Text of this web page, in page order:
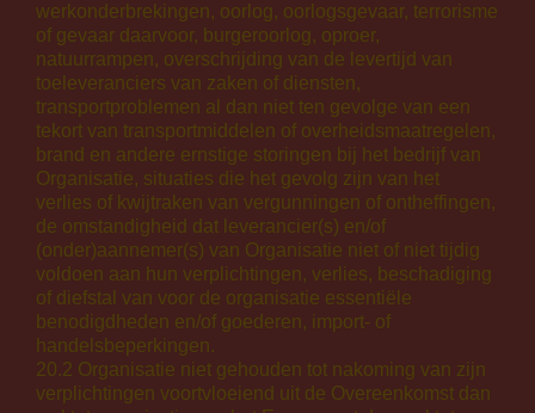
werkonderbrekingen, oorlog, oorlogsgevaar, terrorisme
of gevaar daarvoor, burgeroorlog, oproer,
natuurrampen, overschrijding van de levertijd van
toeleveranciers van zaken of diensten,
transportproblemen al dan niet ten gevolge van een
tekort van transportmiddelen of overheidsmaatregelen,
brand en andere ernstige storingen bij het bedrijf van
Organisatie, situaties die het gevolg zijn van het
verlies of kwijtraken van vergunningen of ontheffingen,
de omstandigheid dat leverancier(s) en/of
(onder)aannemer(s) van Organisatie niet of niet tijdig
voldoen aan hun verplichtingen, verlies, beschadiging
of diefstal van voor de organisatie essentiële
benodigdheden en/of goederen, import- of
handelsbeperkingen.
20.2 Organisatie niet gehouden tot nakoming van zijn
verplichtingen voortvloeiend uit de Overeenkomst dan